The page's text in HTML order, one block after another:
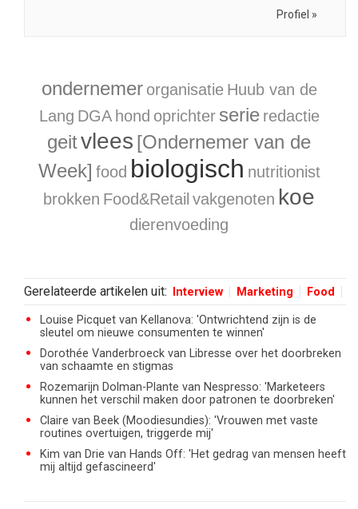
Profiel »
ondernemer organisatie Huub van de
Lang DGA hond oprichter serie redactie
geitvlees [Ondernemer van de
Week] food biologisch nutritionist
brokken Food&Retail vakgenoten koe
dierenvoeding
Gerelateerde artikelen uit: Interview Marketing Food
Louise Picquet van Kellanova: 'Ontwrichtend zijn is de
sleutel om nieuwe consumenten te winnen'
Dorothée Vanderbroeck van Libresse over het doorbreken
van schaamte en stigmas
Rozemarijn Dolman-Plante van Nespresso: 'Marketeers
kunnen het verschil maken door patronen te doorbreken'
Claire van Beek (Moodiesundies): 'Vrouwen met vaste
routines overtuigen, triggerde mij'
Kim van Drie van Hands Off: 'Het gedrag van mensen heeft
mij altijd gefascineerd'